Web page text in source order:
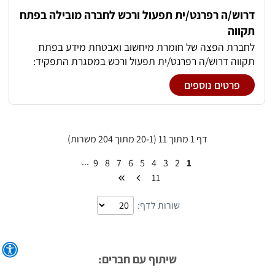
דרוש/ה רפרנט/ית תפעול ורכש לחברה מובילה בפתח
תקווה
לחברת הפצה של חומרת מיחשוב ואבטחת מידע בפתח
תקווה דרוש/ה רפרנט/ית תפעול ורכש במסגרת התפקיד:
*פתיחת מקטים במערכת *הפקת הזמנות רכש כנגד דרישות
רכש בארץ ובחו"ל *ניהול וביצוע מעקב אחר הזמנות ומשלוחי
ייבוא *טיפול בחשבוניות ספק, דיווחים ותביעות מול מערכות
להבטחת עמידה ביעדים משרה מלאה בימים א’-ה’;
פרטים נוספים
דף 1 מתוך 11 (20-1 מתוך 204 משרות)
1
2
3
4
5
6
7
8
9
...
11
שורות לדף:
שיתוף עם חברים: